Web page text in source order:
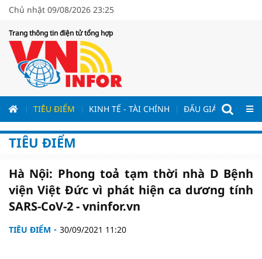
Chủ nhật 09/08/2026 23:25
Trang thông tin điện tử tổng hợp
TIÊU ĐIỂM KINH TẾ - TÀI CHÍNH ĐẤU GIÁ - ĐẤU
TIÊU ĐIỂM
Hà Nội: Phong toả tạm thời nhà D Bệnh
viện Việt Đức vì phát hiện ca dương tính
SARS-CoV-2 - vninfor.vn
TIÊU ĐIỂM 30/09/2021 11:20